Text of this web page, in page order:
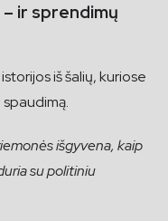
– ir sprendimų
iš šalių, kuriose
išgyvena, kaip
su politiniu